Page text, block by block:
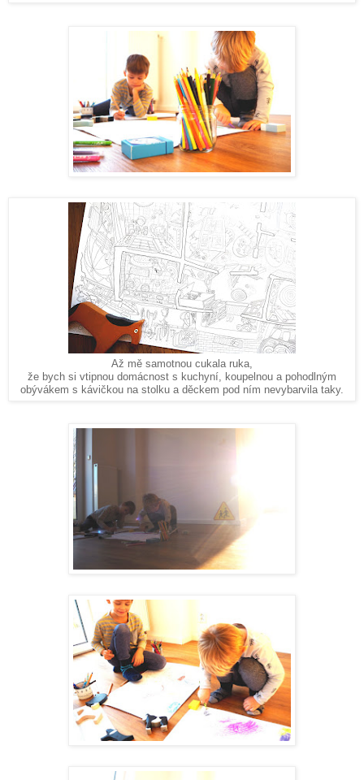
Až mě samotnou cukala ruka,
že bych si vtipnou domácnost s kuchyní, koupelnou a pohodlným
obývákem s kávičkou na stolku a děckem pod ním nevybarvila taky.